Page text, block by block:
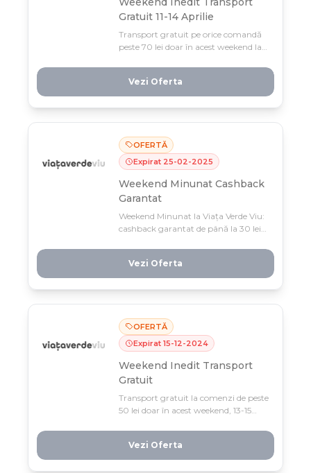
Gratuit 11-14 Aprilie
Transport gratuit pe orice comandă
peste 70 lei doar în acest weekend la
Vezi Oferta
OFERTĂ
Expirat 25-02-2025
Weekend Minunat Cashback
Garantat
Weekend Minunat la Viața Verde Viu:
cashback garantat de până la 30 lei
până luni seara, 24 februarie — nu
rata aceste patru zile de oferte!
Vezi Oferta
OFERTĂ
Expirat 15-12-2024
Weekend Inedit Transport
Gratuit
Transport gratuit la comenzi de peste
50 lei doar în acest weekend, 13-15
costuri suplimentare pe toata gama
de produse eco.
Vezi Oferta